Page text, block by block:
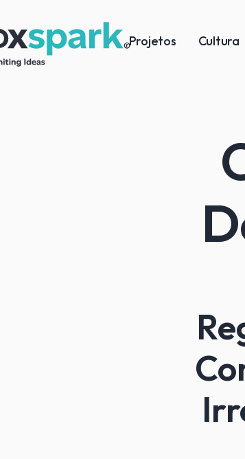
Projetos Cultura